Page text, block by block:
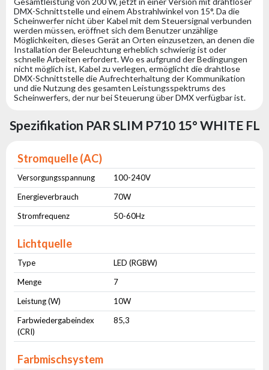
DMX-Schnittstelle und einem Abstrahlwinkel von 15°. Da die
Scheinwerfer nicht über Kabel mit dem Steuersignal verbunden
werden müssen, eröffnet sich dem Benutzer unzählige
Möglichkeiten, dieses Gerät an Orten einzusetzen, an denen die
Installation der Beleuchtung erheblich schwierig ist oder
schnelle Arbeiten erfordert. Wo es aufgrund der Bedingungen
nicht möglich ist, Kabel zu verlegen, ermöglicht die drahtlose
DMX-Schnittstelle die Aufrechterhaltung der Kommunikation
und die Nutzung des gesamten Leistungsspektrums des
Scheinwerfers, der nur bei Steuerung über DMX verfügbar ist.
Spezifikation PAR SLIM P710 15° WHITE FL
Stromquelle (AC)
Versorgungsspannung
100-240V
Energieverbrauch
70W
Stromfrequenz
50-60Hz
Lichtquelle
Type
LED (RGBW)
Menge
7
Leistung (W)
10W
Farbwiedergabeindex
(CRI)
85,3
Farbmischsystem